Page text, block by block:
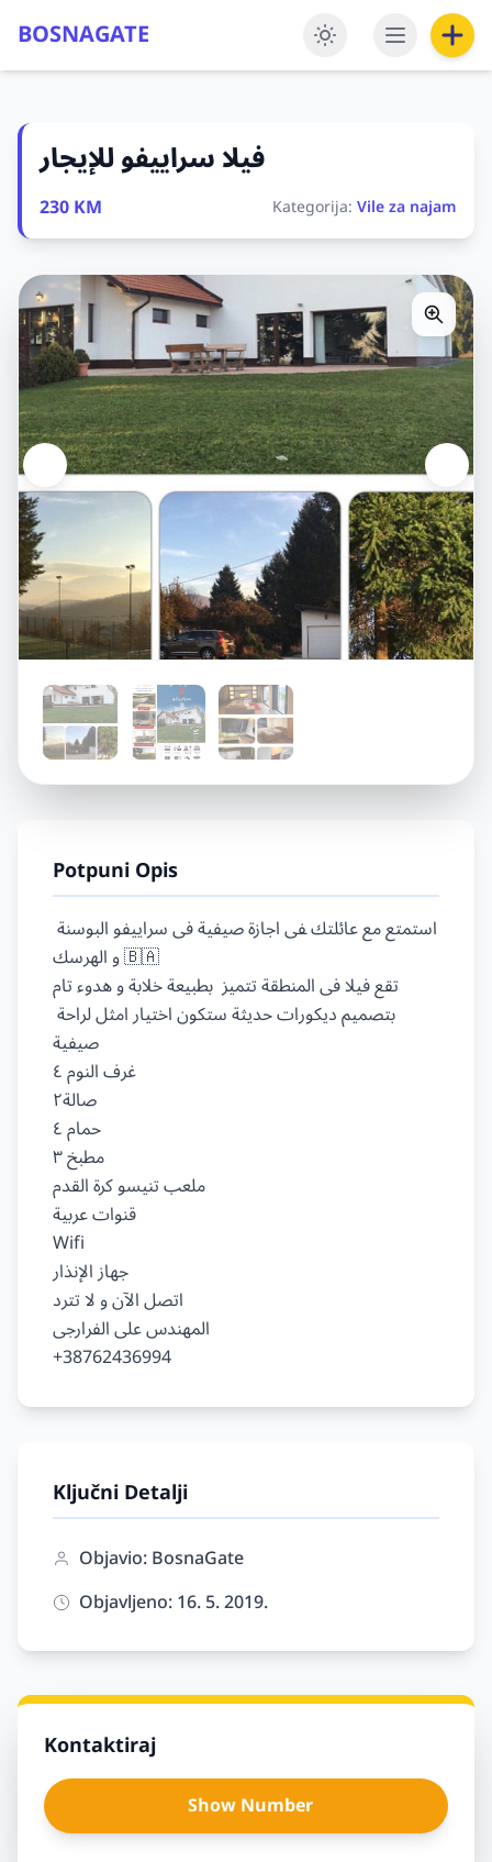
BOSNAGATE
فيلا سراييفو للإيجار
230 KM Kategorija:Vile za najam
Potpuni Opis
و الهرسك 🇧🇦
تقع فيلا فى المنطقة تتميز  بطبيعة خلابة و هدوء تام
صيفية
غرف النوم ٤
صالة٢
حمام ٤
مطبخ ٣
ملعب تنيسو كرة القدم ️
قنوات عربية
Wifi
جهاز الإنذار
اتصل الآن و لا تترد
المهندس على الفرارجى
Ključni Detalji
Objavio: BosnaGate
Objavljeno: 16. 5. 2019.
Kontaktiraj
Show Number